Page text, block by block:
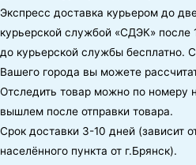
Экспресс доставка курьером до
курьерской службой «СДЭК» после
до курьерской службы бесплатно.
Вашего города вы можете
Отследить товар можно по номеру
вышлем после отправки товара.
Срок доставки 3-10 дней (зависит
населённого пункта от г.Брянск).